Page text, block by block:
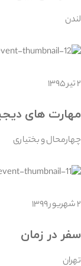
لندن
۲ تیر ۱۳۹۵
مهارت های
چهارمحال و بختیاری
۲ شهریور ۱۳۹۹
سفر در زمان
تهران